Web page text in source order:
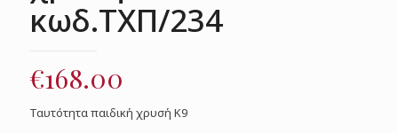
κωδ.ΤΧΠ/234
€168.00
Ταυτότητα παιδική χρυσή Κ9